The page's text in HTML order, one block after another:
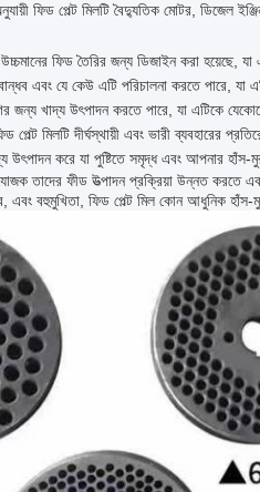
ফিড পেল্ট মিলটি বৈদ্যুতিক মোটর, ডিজেল
উচ্চমানের ফিড তৈরির জন্য ডিজাইন করা
বান্ধব এবং যে কেউ এটি পরিচালনা করতে
জন্য খাদ্য উৎপাদন করতে পারে, যা এটিকে
পেল্ট মিলটি দীর্ঘস্থায়ী এবং ভারী ব্যবহারের
উৎপাদন করে যা পুষ্টিতে সমৃদ্ধ এবং আপনার হাঁস-
তাদের ফীড উত্পাদন প্রক্রিয়া উন্নত করতে
এবং বহুমুখিতা, ফিড পেল্ট মিল কোন আধুনিক